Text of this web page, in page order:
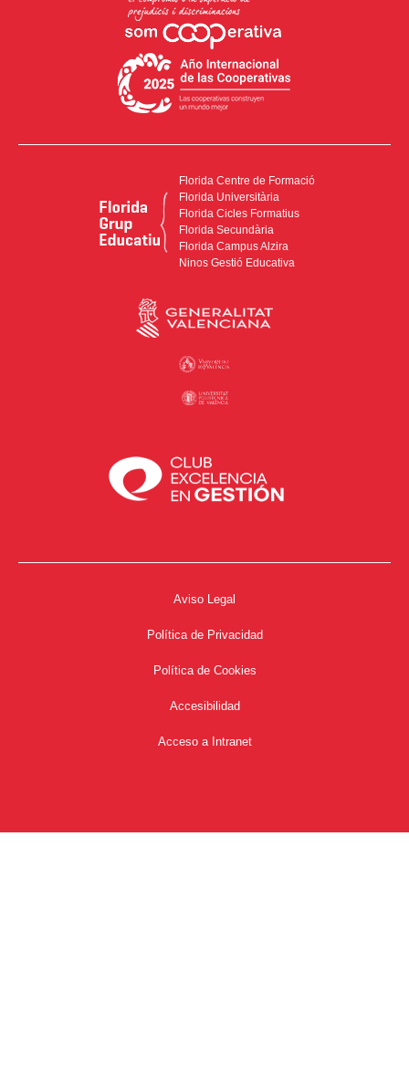
Florida Centre de Formació
Florida Universitària
Florida Cicles Formatius
Florida Secundària
Florida Campus Alzira
Ninos Gestió Educativa
Aviso Legal
Política de Privacidad
Política de Cookies
Accesibilidad
Acceso a Intranet